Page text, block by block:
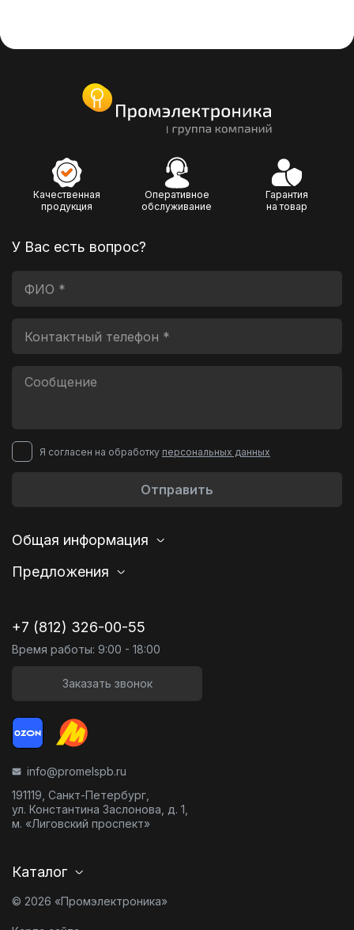
Качественная
продукция
Оперативное
обслуживание
Гарантия
на товар
У Вас есть вопрос?
Я согласен на обработку персональных данных
Отправить
Общая информация
Предложения
+7 (812) 326-00-55
Время работы: 9:00 - 18:00
Заказать звонок
info@promelspb.ru
191119, Санкт-Петербург,
ул. Константина Заслонова, д. 1,
м. «Лиговский проспект»
Каталог
© 2026 «Промэлектроника»